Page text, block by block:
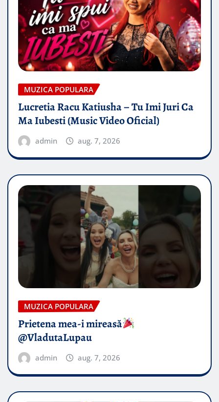
MUZICA POPULARA
Lucretia Racu Katiusha – Tu Imi Juri Ca
Ma Iubesti (Music Video Oficial)
admin aug. 7, 2026
MUZICA POPULARA
Prietena mea-i mireasă​
@VladutaLupau
admin aug. 7, 2026